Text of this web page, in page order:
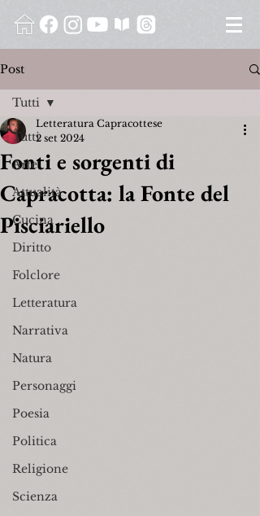
Post
Tutti
Arte
Attualità
Cucina
Diritto
Folclore
Letteratura
Narrativa
Natura
Personaggi
Poesia
Politica
Religione
Scienza
Tutti
Fonti e sorgenti di
Capracotta: la Fonte del
Pisciariello
Letteratura Capracottese
2 set 2024